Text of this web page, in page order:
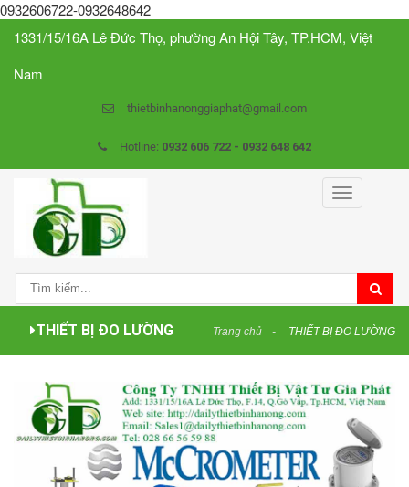
0932606722-0932648642
1331/15/16A Lê Đức Thọ, phường An Hội Tây, TP.HCM, Việt
Nam
thietbinhanonggiaphat@gmail.com
Hotline: 0932 606 722 - 0932 648 642
Toggle
navigation
THIẾT BỊ ĐO LƯỜNG Trang chủ THIẾT BỊ ĐO LƯỜNG